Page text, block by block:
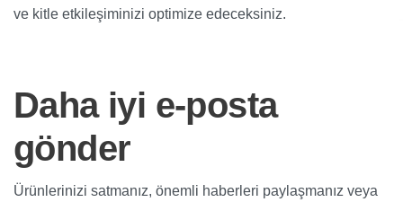
ve kitle etkileşiminizi optimize edeceksiniz.
Daha iyi e-posta
gönder
Ürünlerinizi satmanız, önemli haberleri paylaşmanız veya